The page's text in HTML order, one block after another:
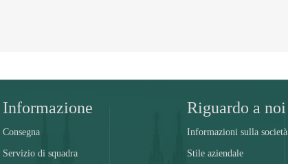
Informazione
Consegna
Servizio di squadra
Riguardo a noi
Informazioni sulla società
Stile aziendale